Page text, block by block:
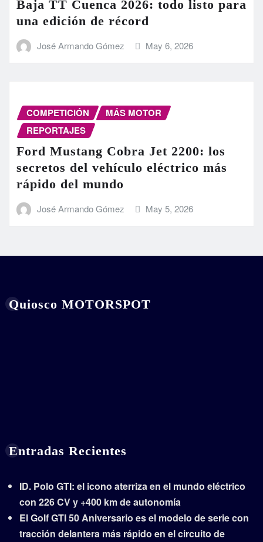
Baja TT Cuenca 2026: todo listo para
una edición de récord
José Armando Gómez May 6, 2026
COMPETICIÓN
MÁS MOTOR
REPORTAJES
Ford Mustang Cobra Jet 2200: los
secretos del vehículo eléctrico más
rápido del mundo
José Armando Gómez May 5, 2026
Quiosco MOTORSPOT
Entradas Recientes
ID. Polo GTI: el icono aterriza en el mundo eléctrico
con 226 CV y +400 km de autonomía
El Golf GTI 50 Aniversario es el modelo de serie con
tracción delantera más rápido en el circuito de